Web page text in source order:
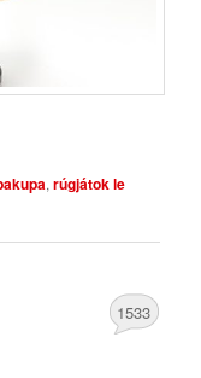
,rúgjátok le
1533